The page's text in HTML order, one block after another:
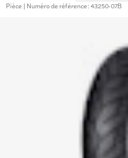
Pièce | Numéro de référence : 43250-07B